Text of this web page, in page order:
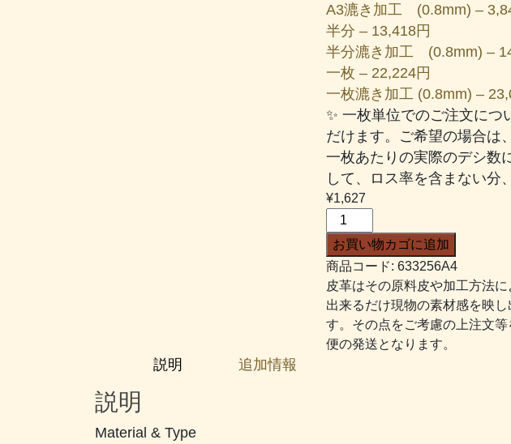
A3漉き加工 (0.8mm) –
半分 – 13,418円
半分漉き加工 (0.8mm) –
一枚 – 22,224円
一枚漉き加工 (0.8mm) –
✨ 一枚単位でのご注文につ
だけます。ご希望の場合は
一枚あたりの実際のデシ数
して、ロス率を含まない分
¥1,627
レ
ジ
ス
タ
ン
ス
#256
お買い物カゴに追加
商品コード: 633256A4
皮革はその原料皮や加工方法
出来るだけ現物の素材感を映
す。その点をご考慮の上注文
便の発送となります。
説明 追加情報
説明
Material & Type